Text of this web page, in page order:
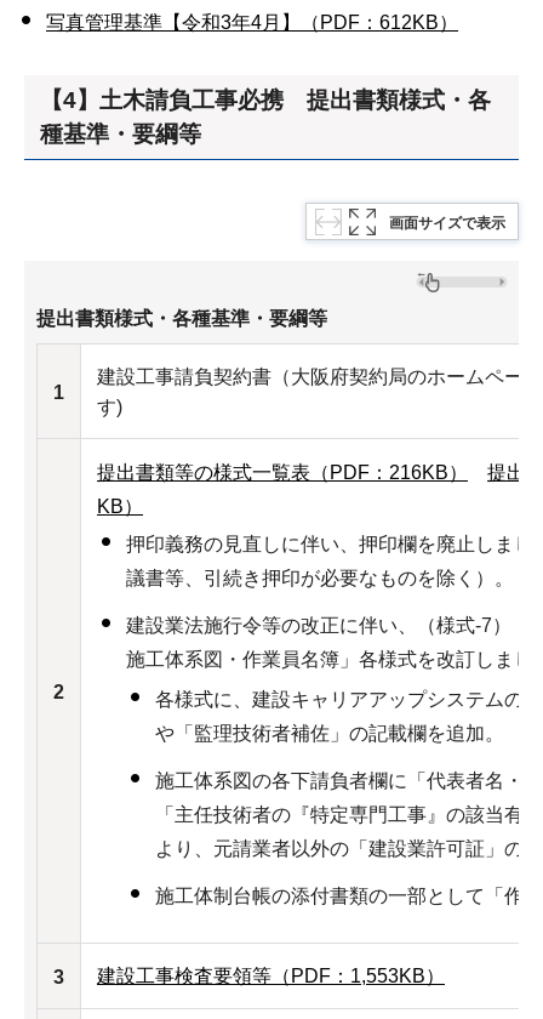
写真管理基準【令和3年4月】（PDF：612KB）
【4】土木請負工事必携 提出書類様式・各
種基準・要綱等
画面サイズで表示
提出書類様式・各種基準・要綱等
1
建設工事請負契約書（大阪府契約局のホームペー
す)
2
提出書類等の様式一覧表（PDF：216KB）
提出
KB）
押印義務の見直しに伴い、押印欄を廃止しまし
議書等、引続き押印が必要なものを除く）。
建設業法施行令等の改正に伴い、（様式-7）「
施工体系図・作業員名簿」各様式を改訂しまし
各様式に、建設キャリアアップシステムの
や「監理技術者補佐」の記載欄を追加。
施工体系図の各下請負者欄に「代表者名・
「主任技術者の『特定専門工事』の該当有
より、元請業者以外の「建設業許可証」の
施工体制台帳の添付書類の一部として「作
3 建設工事検査要領等（PDF：1,553KB）